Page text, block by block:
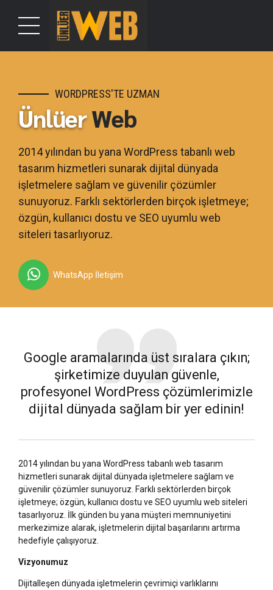
WORDPRESS'TE UZMAN
ÜnlüerWeb
2014 yılından bu yana WordPress tabanlı web
tasarım hizmetleri sunarak dijital dünyada
işletmelere sağlam ve güvenilir çözümler
sunuyoruz. Farklı sektörlerden birçok işletmeye;
özgün, kullanıcı dostu ve SEO uyumlu web
siteleri tasarlıyoruz.
WhatsApp İletişim
Google aramalarında üst sıralara çıkın;
şirketimize duyulan güvenle,
profesyonel WordPress çözümlerimizle
dijital dünyada sağlam bir yer edinin!
2014 yılından bu yana WordPress tabanlı web tasarım
hizmetleri sunarak dijital dünyada işletmelere sağlam ve
güvenilir çözümler sunuyoruz. Farklı sektörlerden birçok
işletmeye; özgün, kullanıcı dostu ve SEO uyumlu web siteleri
tasarlıyoruz. İlk günden bu yana müşteri memnuniyetini
merkezimize alarak, işletmelerin dijital başarılarını artırma
hedefiyle çalışıyoruz.
Vizyonumuz
Dijitalleşen dünyada işletmelerin çevrimiçi varlıklarını